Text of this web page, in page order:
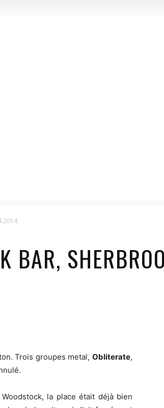
BAR,
Trois groupes metal,Obliterate,
la place était déjà bien